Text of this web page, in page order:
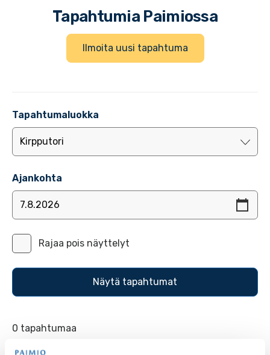
Tapahtumia Paimiossa
Ilmoita uusi tapahtuma
Tapahtumaluokka
Ajankohta
Rajaa pois näyttelyt
0 tapahtumaa